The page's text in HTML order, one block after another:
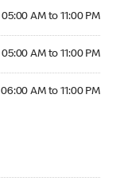
05:00 AM to 11:00 PM
05:00 AM to 11:00 PM
06:00 AM to 11:00 PM